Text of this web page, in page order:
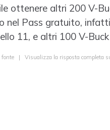
ottenere altri 200 V-
nel Pass gratuito,
11, e altri 100 V-
fonte | Visualizza la risposta completa